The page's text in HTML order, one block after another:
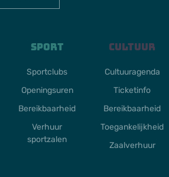
Sport
Sportclubs
Openingsuren
Bereikbaarheid
Verhuur
sportzalen
Cultuur
Cultuuragenda
Ticketinfo
Bereikbaarheid
Toegankelijkheid
Zaalverhuur